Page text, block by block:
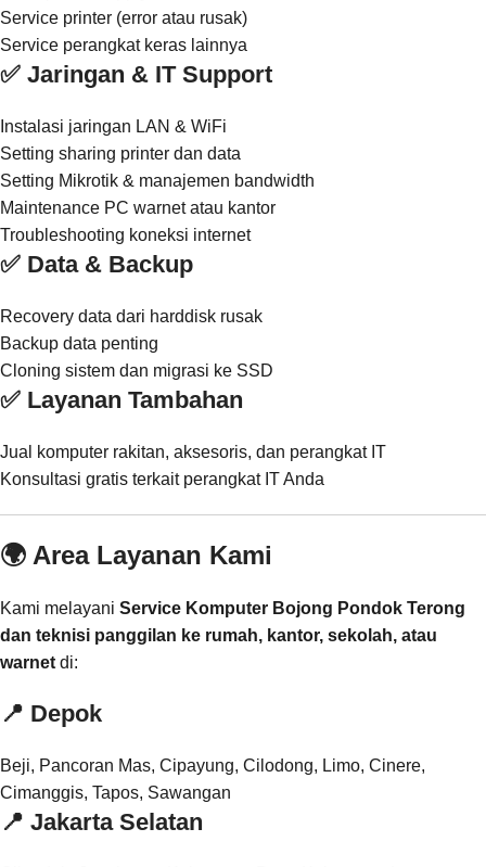
Service printer (error atau rusak)
Service perangkat keras lainnya
✅ Jaringan & IT Support
Instalasi jaringan LAN & WiFi
Setting sharing printer dan data
Setting Mikrotik & manajemen bandwidth
Maintenance PC warnet atau kantor
Troubleshooting koneksi internet
✅ Data & Backup
Recovery data dari harddisk rusak
Backup data penting
Cloning sistem dan migrasi ke SSD
✅ Layanan Tambahan
Jual komputer rakitan, aksesoris, dan perangkat IT
Konsultasi gratis terkait perangkat IT Anda
🌍 Area Layanan Kami
Kami melayani Service Komputer Bojong Pondok Terong
dan teknisi panggilan ke rumah, kantor, sekolah, atau
warnet di:
📍 Depok
Beji, Pancoran Mas, Cipayung, Cilodong, Limo, Cinere,
Cimanggis, Tapos, Sawangan
📍 Jakarta Selatan